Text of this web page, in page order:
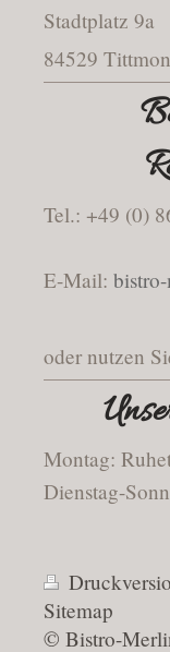
Stadtplatz 9a
84529
Tel.: +49 (0)
E-Mail:
oder nutzen
Montag:
Dienstag-
Sitemap
© Bistro-